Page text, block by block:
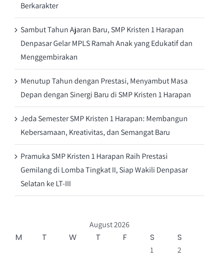
Berkarakter
Sambut Tahun Ajaran Baru, SMP Kristen 1 Harapan
Denpasar Gelar MPLS Ramah Anak yang Edukatif dan
Menggembirakan
Menutup Tahun dengan Prestasi, Menyambut Masa
Depan dengan Sinergi Baru di SMP Kristen 1 Harapan
Jeda Semester SMP Kristen 1 Harapan: Membangun
Kebersamaan, Kreativitas, dan Semangat Baru
Pramuka SMP Kristen 1 Harapan Raih Prestasi
Gemilang di Lomba Tingkat II, Siap Wakili Denpasar
Selatan ke LT-III
August 2026
M T W T F S S
1
2